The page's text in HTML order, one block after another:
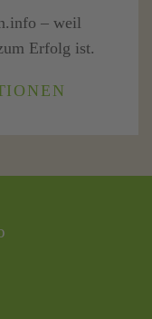
– weil
Erfolg ist.